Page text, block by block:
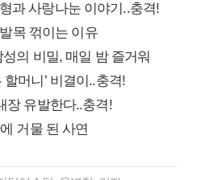
과 사랑나눈 이야기..충격!
목 꺾이는 이유
의 비밀, 매일 밤 즐거워
머니’ 비결이..충격!
장 유발한다..충격!
거물 된 사연